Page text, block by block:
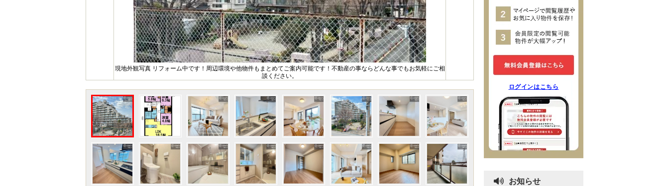
現地外観写真 リフォーム中です！周辺環境や他物件もまとめてご案内可能です！不動産の事ならどんな事でもお気軽にご相
談ください。
ログインはこちら
お知らせ